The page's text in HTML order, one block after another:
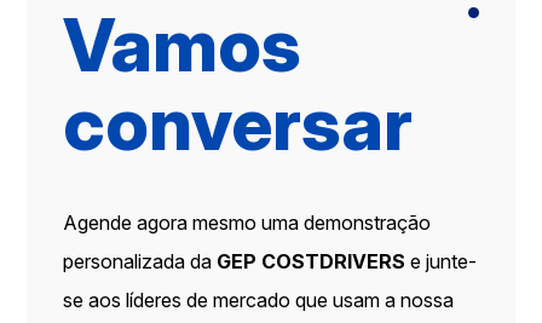
Vamos
conversar
Agende agora mesmo uma demonstração
personalizada da GEP COSTDRIVERS e junte-
se aos líderes de mercado que usam a nossa